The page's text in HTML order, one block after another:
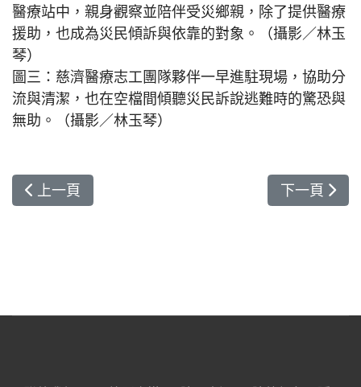
醫療站中，親身觀察並陪伴受災鄉親，除了提供醫療
援助，也成為災民傾訴與依靠的對象。（攝影／林玉
琴）
圖三：慈濟醫療志工團隊夥伴一早進駐現場，協助分
流與清潔，也在空檔間傾聽災民訴說逃難時的驚恐與
無助。（攝影／林玉琴）
上一篇文章: 攜手企業共善行 花蓮慈院送暖關懷玉
上一頁 下一篇文章
下一頁